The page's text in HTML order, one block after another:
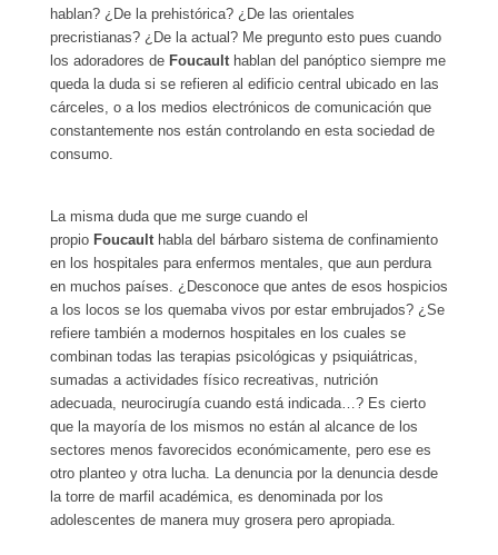
hablan? ¿De la prehistórica? ¿De las orientales
precristianas? ¿De la actual? Me pregunto esto pues cuando
los adoradores de Foucaulthablan del panóptico siempre me
queda la duda si se refieren al edificio central ubicado en las
cárceles, o a los medios electrónicos de comunicación que
constantemente nos están controlando en esta sociedad de
consumo.
La misma duda que me surge cuando el
propio Foucault habla del bárbaro sistema de confinamiento
en los hospitales para enfermos mentales, que aun perdura
en muchos países. ¿Desconoce que antes de esos hospicios
a los locos se los quemaba vivos por estar embrujados? ¿Se
refiere también a modernos hospitales en los cuales se
combinan todas las terapias psicológicas y psiquiátricas,
sumadas a actividades físico recreativas, nutrición
adecuada, neurocirugía cuando está indicada…? Es cierto
que la mayoría de los mismos no están al alcance de los
sectores menos favorecidos económicamente, pero ese es
otro planteo y otra lucha. La denuncia por la denuncia desde
la torre de marfil académica, es denominada por los
adolescentes de manera muy grosera pero apropiada.